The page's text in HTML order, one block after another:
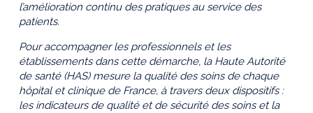
l’amélioration continu des pratiques au service des
patients.
Pour accompagner les professionnels et les
établissements dans cette démarche, la Haute Autorité
de santé (HAS) mesure la qualité des soins de chaque
hôpital et clinique de France, à travers deux dispositifs :
les indicateurs de qualité et de sécurité des soins et la